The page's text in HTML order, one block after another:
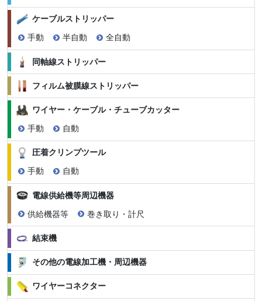
ケーブルストリッパー
手動 半自動 全自動
同軸線ストリッパー
フィルム被膜線ストリッパー
ワイヤー・ケーブル・チューブカッター
手動 自動
圧着クリンプツール
手動 自動
電線供給機等周辺機器
供給機器等 巻き取り・計尺
結束機
その他の電線加工機・周辺機器
ワイヤーコネクター